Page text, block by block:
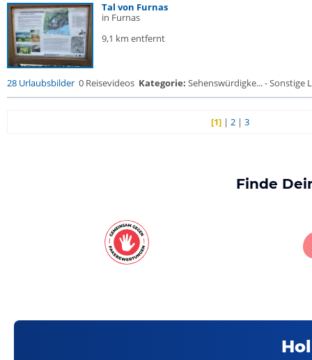
Tal von Furnas
in Furnas
9,1 km entfernt
28 Urlaubsbilder 0 Reisevideos Kategorie: Sehenswürdigke... - Sonstige
[1] |2 |3
Finde